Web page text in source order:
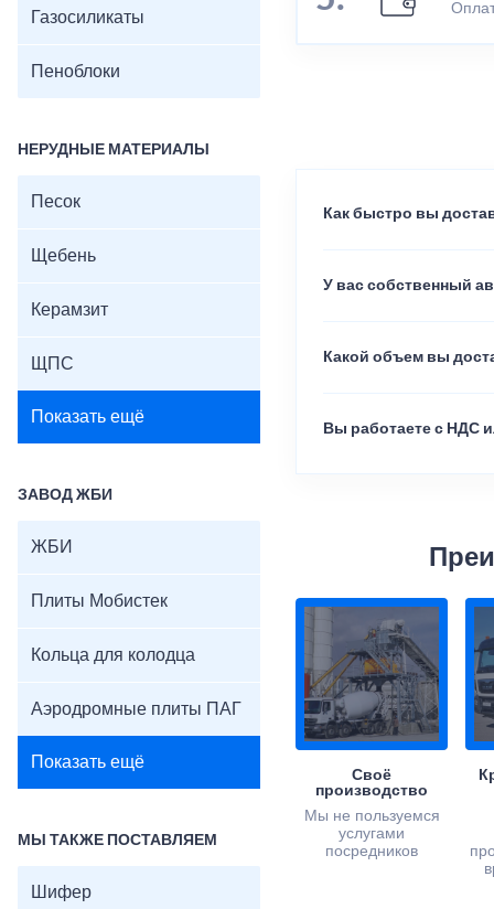
Газосиликаты
Пеноблоки
НЕРУДНЫЕ МАТЕРИАЛЫ
Песок
Щебень
Керамзит
ЩПС
Показать ещё
ЗАВОД ЖБИ
ЖБИ
Плиты Мобистек
Кольца для колодца
Аэродромные плиты ПАГ
Показать ещё
МЫ ТАКЖЕ ПОСТАВЛЯЕМ
Шифер
Как быстро вы
У вас собственный
Какой объем вы
Вы работаете с НДС
Своё
производство
Мы не пользуемся
услугами
посредников